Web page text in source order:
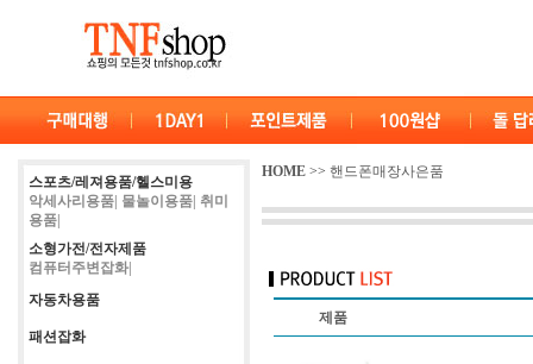
스포츠/레져용품/헬스미용
악세사리용품| 물놀이용품| 취미
용품|
소형가전/전자제품
컴퓨터주변잡화|
자동차용품
패션잡화
HOME >> 핸드폰매장사은품
제품